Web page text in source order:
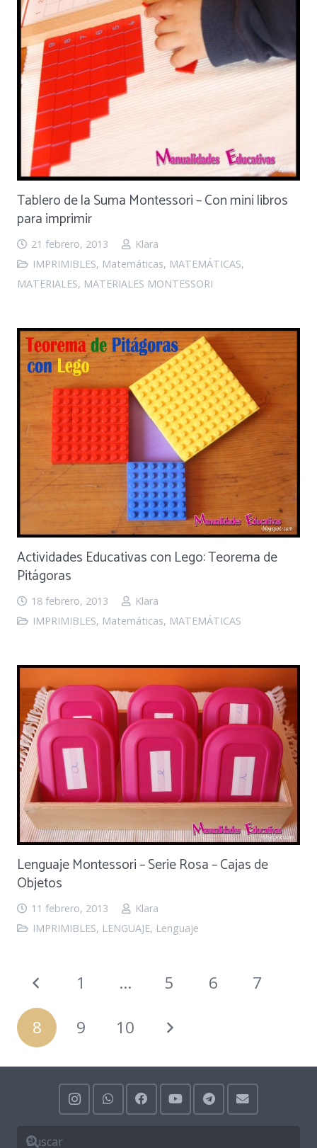
Tablero de la Suma Montessori – Con mini libros
para imprimir
21 febrero, 2013
Klara
IMPRIMIBLES, Matemáticas, MATEMÁTICAS,
MATERIALES, MATERIALES MONTESSORI
Actividades Educativas con Lego: Teorema de
Pitágoras
18 febrero, 2013
Klara
IMPRIMIBLES, Matemáticas, MATEMÁTICAS
Lenguaje Montessori – Serie Rosa – Cajas de
Objetos
11 febrero, 2013
Klara
IMPRIMIBLES, LENGUAJE, Lenguaje
1 … 5 6 7
8 9 10